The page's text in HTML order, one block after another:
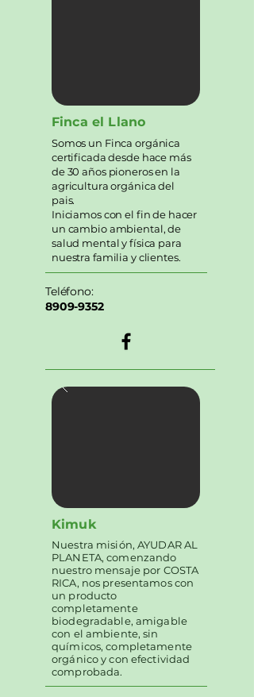
Finca el Llano
Somos un Finca orgánica
certificada desde hace más
de 30 años pioneros en la
agricultura orgánica del
pais.
Iniciamos con el fin de hacer
un cambio ambiental, de
salud mental y física para
nuestra familia y clientes.
Teléfono:
8909-9352
Kimuk
Nuestra misión, AYUDAR AL
PLANETA, comenzando
nuestro mensaje por COSTA
RICA, nos presentamos con
un producto
completamente
biodegradable, amigable
con el ambiente, sin
químicos, completamente
orgánico y con efectividad
comprobada.